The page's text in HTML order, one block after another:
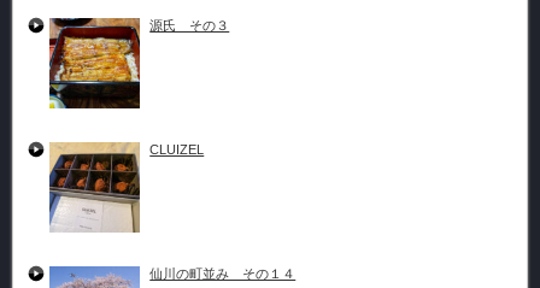
源氏 その３
CLUIZEL
仙川の町並み その１４